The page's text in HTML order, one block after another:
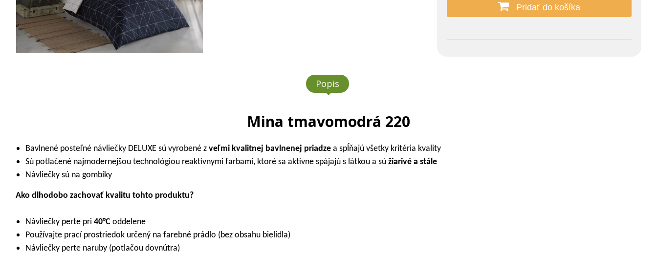
Pridať do košíka
Popis
Mina tmavomodrá 220
Bavlnené posteľné návliečky DELUXE sú vyrobené z veľmi kvalitnej bavlnenej priadze a spĺňajú všetky kritéria kvality
Sú potlačené najmodernejšou technológiou reaktívnymi farbami, ktoré sa aktívne spájajú s látkou a sú žiarivé a stále
Návliečky sú na gombíky
Ako dlhodobo zachovať kvalitu tohto produktu?
Návliečky perte pri 40°C oddelene
Používajte prací prostriedok určený na farebné prádlo (bez obsahu bielidla)
Návliečky perte naruby (potlačou dovnútra)